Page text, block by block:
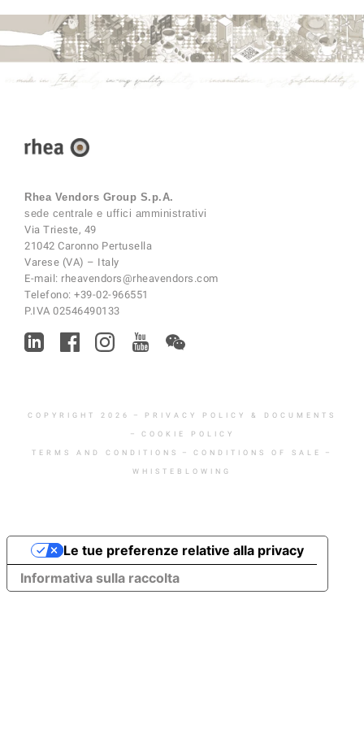
Rhea Vendors Group S.p.A.
sede centrale e uffici amministrativi
Via Trieste, 49
21042 Caronno Pertusella
Varese (VA) – Italy
E-mail: rheavendors@rheavendors.com
Telefono: +39-02-966551
P.IVA 02546490133
COPYRIGHT 2026 – PRIVACY POLICY & DOCUMENTS
– COOKIE POLICY
TERMS AND CONDITIONS – CONDITIONS OF SALE –
WHISTEBLOWING
Informativa sulla raccolta
Le tue preferenze relative alla privacy